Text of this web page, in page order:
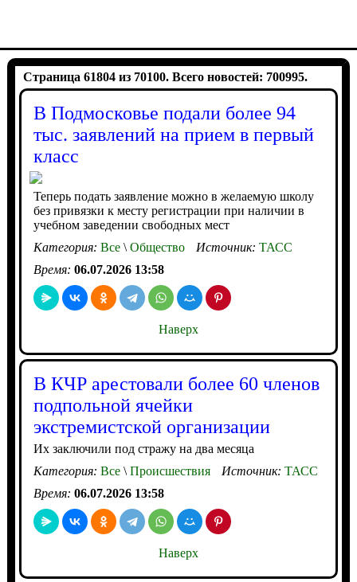
Страница 61804 из 70100. Всего новостей: 700995.
В Подмосковье подали более 94
тыс. заявлений на прием в первый
класс
Теперь подать заявление можно в желаемую школу
без привязки к месту регистрации при наличии в
учебном заведении свободных мест
Категория: Все\Общество Источник: ТАСС
Время: 06.07.2026 13:58
Наверх
В КЧР арестовали более 60 членов
подпольной ячейки
экстремистской организации
Их заключили под стражу на два месяца
Категория: Все\Происшествия Источник: ТАСС
Время: 06.07.2026 13:58
Наверх